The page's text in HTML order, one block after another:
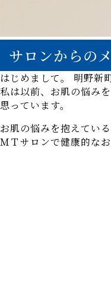
サロンからの
はじめまして。 明野新
私は以前、お肌の悩み
思っています。
お肌の悩みを抱えてい
ＭＴサロンで健康的な